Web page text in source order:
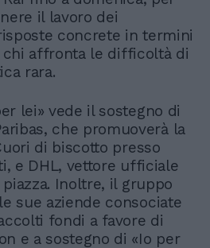
il lavoro dei
concrete in termini
chi affronta le difficoltà di
rara.
lei» vede il sostegno di
che promuoverà la
di biscotto presso
e DHL, vettore ufficiale
Inoltre, il gruppo
sue aziende consociate
fondi a favore di
e a sostegno di «Io per